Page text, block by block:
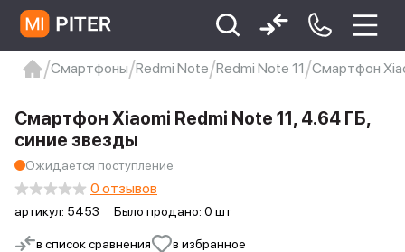
Xiaomi 9 про
xiaomi redmi 12c
Смартфоны Redmi Note Redmi Note 11 Смартфон
в список сравнения в избранное
Смартфон Xiaomi Redmi Note 11, 4.64 ГБ,
синие звезды
Ожидается поступление
артикул: 5453 Было продано: 0 шт
0 отзывов